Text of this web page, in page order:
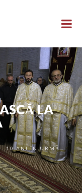
LA
10 ANI ÎN URMĂ